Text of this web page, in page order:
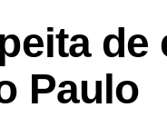
de
Paulo